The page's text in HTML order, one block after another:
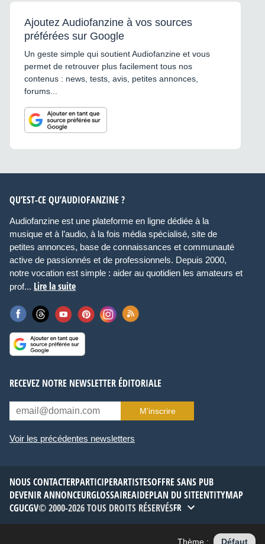
Ajoutez Audiofanzine à vos sources
préférées sur Google
Un geste simple qui soutient Audiofanzine et vous
permet de retrouver plus facilement tous nos
contenus : news, tests, avis, petites annonces,
forums...
QU’EST-CE QU’AUDIOFANZINE ?
Audiofanzine est une plateforme en ligne dédiée à la
musique et à l’audio, à la fois média spécialisé, site de
petites annonces, base de connaissances et communauté
active de passionnés et de professionnels. Depuis 2000,
notre vocation est simple : aider au quotidien les amateurs et
prof... Lire la suite
RECEVEZ NOTRE NEWSLETTER ÉDITORIALE
M’inscrire
Voir les précédentes newsletters
NOUS CONTACTERPARTICIPERARTISTESOFFRE SANS PUB
DEVENIR ANNONCEURGLOSSAIREAIDEPLAN DU SITEENTITYMAP
CGUCGV© 2000-2026 TOUS DROITS RÉSERVÉSFR
Thème : Défaut